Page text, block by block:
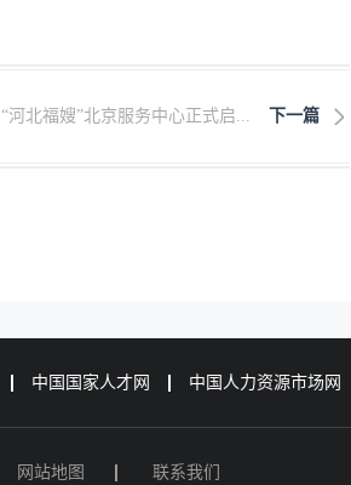
下一篇
河北福嫂”北京服务中心正式启...
中国国家人才网 中国人力资源市场网
网站地图 联系我们